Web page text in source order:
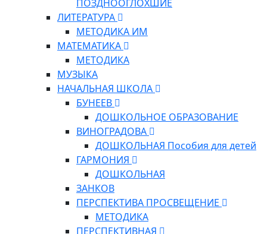
ПОЗДНООГЛОХШИЕ
ЛИТЕРАТУРА
МЕТОДИКА ИМ
МАТЕМАТИКА
МЕТОДИКА
МУЗЫКА
НАЧАЛЬНАЯ ШКОЛА
БУНЕЕВ
ДОШКОЛЬНОЕ ОБРАЗОВАНИЕ
ВИНОГРАДОВА
ДОШКОЛЬНАЯ Пособия для детей
ГАРМОНИЯ
ДОШКОЛЬНАЯ
ЗАНКОВ
ПЕРСПЕКТИВА ПРОСВЕЩЕНИЕ
МЕТОДИКА
ПЕРСПЕКТИВНАЯ